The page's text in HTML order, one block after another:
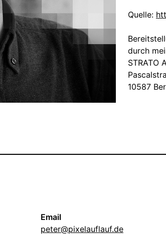
Quelle:
durch
STRATO
10587
Email
peter@pixelauflauf.de